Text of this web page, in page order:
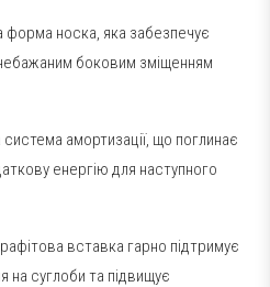
носка, яка забезпечує
боковим зміщенням
система амортизації, що поглинає
енергію для наступного
вставка гарно підтримує
на суглоби та підвищує